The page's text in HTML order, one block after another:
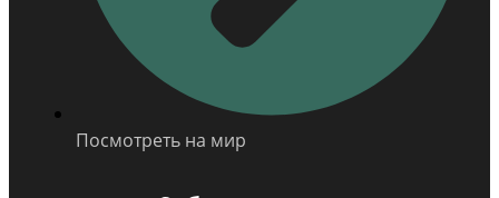
Посмотреть на мир